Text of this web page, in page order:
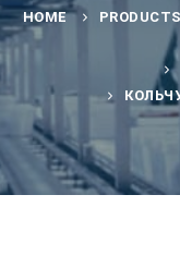
HOME PRODUCTS